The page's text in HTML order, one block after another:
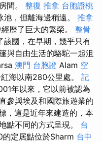
間。 整復 推拿 台胞證桃
，但離海邊稍遠。 推拿
歷了巨大的繁榮。 整骨
該國，在早期，幾乎只有
與自由生活的駱駝一起沮
澳門 台胞證 Alam 空
海以南280公里處。 記
年以來，它以前被認為
參與埃及和國際旅遊業的
，這是近年來建造的，本
點不同的方式呈現。 台
定居點位於Sharm 台中